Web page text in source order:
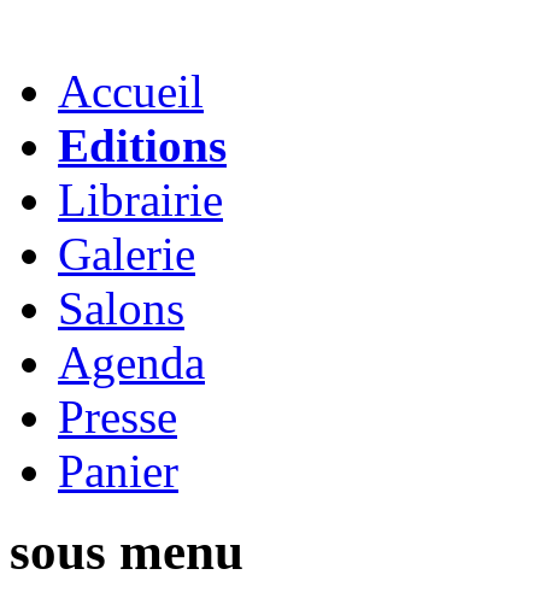
Accueil
Editions
Librairie
Galerie
Salons
Agenda
Presse
Panier
sous menu